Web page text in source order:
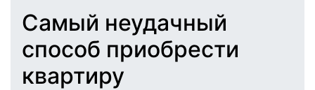
Самый неудачный
способ приобрести
квартиру